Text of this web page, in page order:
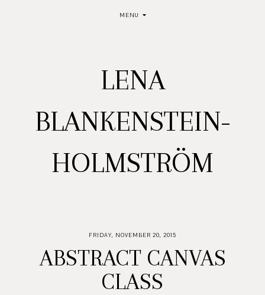
MENU
LENA
BLANKENSTEIN-
HOLMSTRÖM
FRIDAY, NOVEMBER 20, 2015
ABSTRACT CANVAS
CLASS